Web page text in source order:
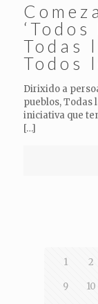
Todas
Todos
Dirixido a
pueblos, Todas
iniciativa que
[…]
1 2
9 10